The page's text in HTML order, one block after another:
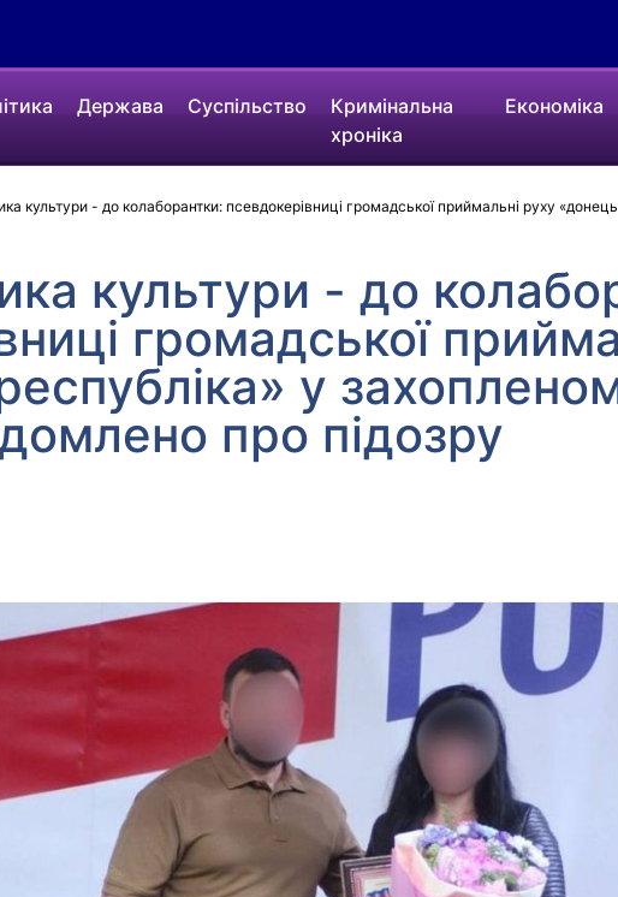
Держава Суспільство
Кримінальна
хроніка
Економіка
культури - до колаборантки: псевдокерівниці громадської приймальні руху
культури - до
громадської
у
про підозру